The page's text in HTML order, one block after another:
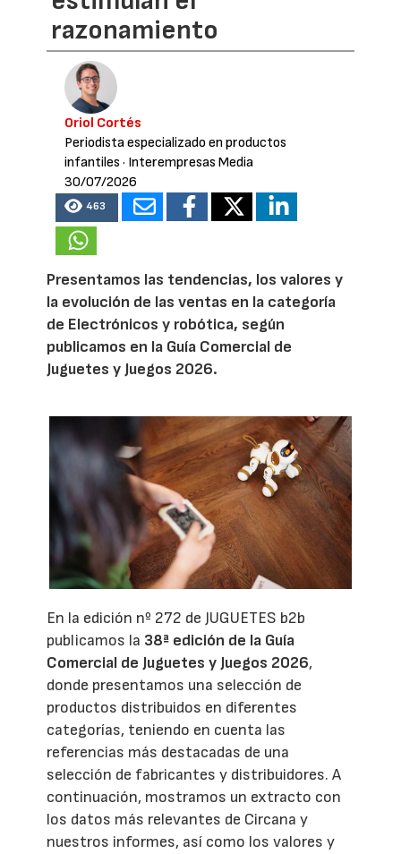
razonamiento
Oriol Cortés
Periodista especializado en productos
infantiles · Interempresas Media
30/07/2026
463
Presentamos las tendencias, los valores y
la evolución de las ventas en la categoría
de Electrónicos y robótica, según
publicamos en la Guía Comercial de
Juguetes y Juegos 2026.
En la edición nº 272 de JUGUETES b2b
publicamos la 38ª edición de la Guía
Comercial de Juguetes y Juegos 2026,
donde presentamos una selección de
productos distribuidos en diferentes
categorías, teniendo en cuenta las
referencias más destacadas de una
selección de fabricantes y distribuidores. A
continuación, mostramos un extracto con
los datos más relevantes de Circana y
nuestros informes, así como los valores y